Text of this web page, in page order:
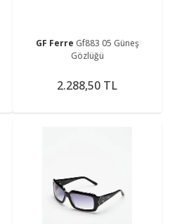
GF Ferre Gf883 05 Güneş
Gözlüğü
2.288,50 TL